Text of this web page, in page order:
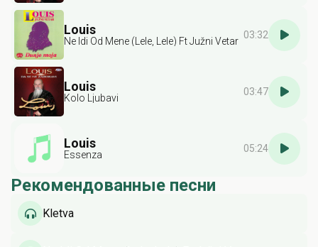
Louis
Ne Idi Od Mene (Lele, Lele) Ft Južni Vetar
03:32
Louis
Kolo Ljubavi
03:47
Louis
Essenza
05:24
Рекомендованные песни
Kletva